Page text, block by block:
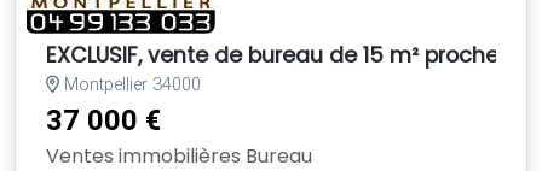
EXCLUSIF, vente de bureau de 15 m² proche
Montpellier 34000
37 000 €
Ventes immobilières Bureau